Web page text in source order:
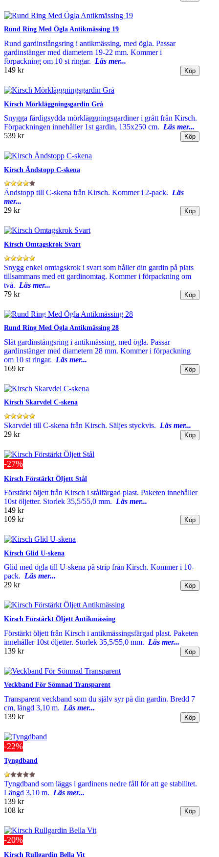
Rund Ring Med Ögla Antikmässing 19
Rund gardinstångsring i antikmässing, med ögla. Passar
gardinstänger med diametern 19-22 mm. Kommer i
förpackning om 10 st ringar. Läs mer...
149 kr
Kirsch Mörkläggningsgardin Grå
Snygga färdigsydda mörkläggningsgardiner i grått från Kirsch.
Förpackningen innehåller 1st gardin, 135x250 cm. Läs mer...
539 kr
Kirsch Ändstopp C-skena
Ändstopp till C-skena från Kirsch. Kommer i 2-pack. Läs
mer...
29 kr
Kirsch Omtagskrok Svart
Snygg enkel omtagskrok i svart som håller din gardin på plats
tillsammans med ett gardinomtag. Kommer i förpackning om
två. Läs mer...
79 kr
Rund Ring Med Ögla Antikmässing 28
Slät gardinstångsring i antikmässing, med ögla. Passar
gardinstänger med diametern 28 mm. Kommer i förpackning
om 10 st ringar. Läs mer...
169 kr
Kirsch Skarvdel C-skena
Skarvdel till C-skena från Kirsch. Säljes styckvis. Läs mer...
29 kr
-27%
Kirsch Förstärkt Öljett Stål
Förstärkt öljett från Kirsch i stålfärgad plast. Paketen innehåller
10st öljetter. Storlek 35,5/55,0 mm. Läs mer...
149 kr
109 kr
Kirsch Glid U-skena
Glid med ögla till U-skena på strip från Kirsch. Kommer i 10-
pack. Läs mer...
29 kr
Kirsch Förstärkt Öljett Antikmässing
Förstärkt öljett från Kirsch i antikmässingsfärgad plast. Paketen
innehåller 10st öljetter. Storlek 35,5/55,0 mm. Läs mer...
139 kr
Veckband För Sömnad Transparent
Transparent veckband som du själv syr på din gardin. Bredd 7
cm, längd 3,10 m. Läs mer...
139 kr
-22%
Tyngdband
Tyngdband som läggs i gardinens nedre fåll för att ge stabilitet.
Längd 3,10 m. Läs mer...
139 kr
108 kr
-20%
Kirsch Rullgardin Bella Vit